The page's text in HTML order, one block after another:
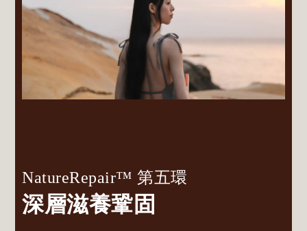
NatureRepair™ 第五環
深層滋養鞏固